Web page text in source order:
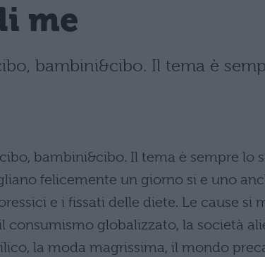
me
bambini&cibo. Il tema è
bambini&cibo. Il tema è sempre lo
felicemente un giorno si e uno
e i fissati delle diete. Le cause si
consumismo globalizzato, la società
la moda magrissima, il mondo